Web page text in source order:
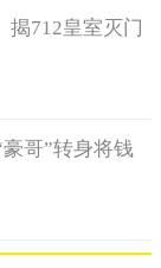
712皇室灭门
哥”转身将钱